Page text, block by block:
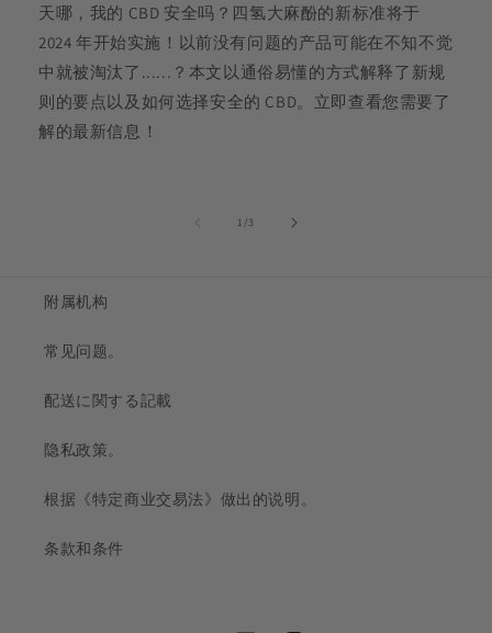
天哪，我的 CBD 安全吗？四氢大麻酚的新标准将于
2024 年开始实施！以前没有问题的产品可能在不知不觉
中就被淘汰了......？本文以通俗易懂的方式解释了新规
则的要点以及如何选择安全的 CBD。立即查看您需要了
解的最新信息！
1 /的...
3
附属机构
常见问题。
配送に関する記載
隐私政策。
根据《特定商业交易法》做出的说明。
条款和条件